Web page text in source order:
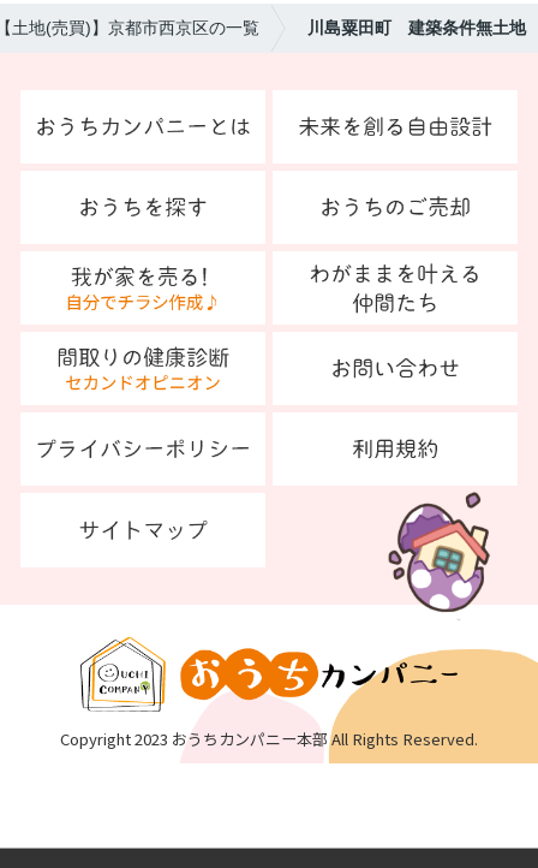
土地(売買)】京都市西京区の一覧 川島粟田町 建築条件無土地
Copyright 2023 おうちカンパニー本部 All Rights Reserved.